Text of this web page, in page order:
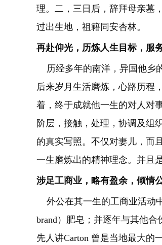
理。二，三日后，辞拜母亲墓
过出生地，祖籍同安杏林。
再赴仰光，历炼人生目标，服
历经多年的南洋，异国他乡
后来岁月生活磨炼，心路历程
着，终于成就他一生的对人对
阶层，接触，处理，协调及组
的真实写照。不仅对妻儿，而
一生磨炼出的精神理念。并且
涉足工商业，略有盈余，倾情
外公在其一生的工商业活动
brand）肥皂；并逐年与其他
先人讲Carton 曾是当地最大的